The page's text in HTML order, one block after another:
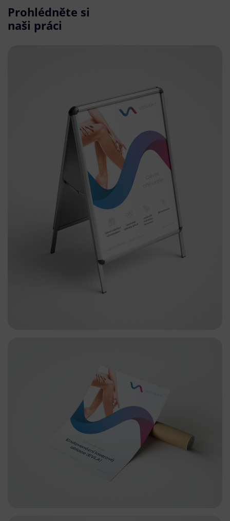
Prohlédněte si
naši práci